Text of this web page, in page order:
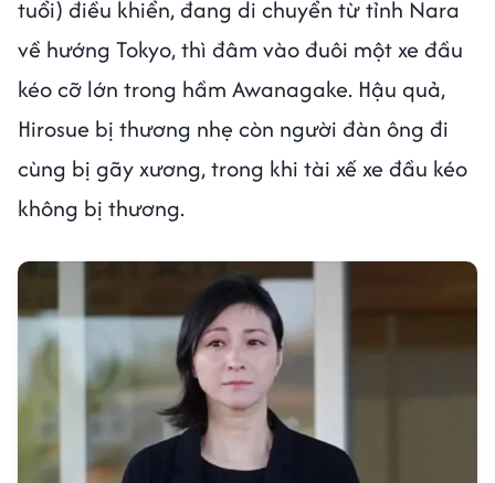
tuổi) điều khiển, đang di chuyển từ tỉnh Nara
về hướng Tokyo, thì đâm vào đuôi một xe đầu
kéo cỡ lớn trong hầm Awanagake. Hậu quả,
Hirosue bị thương nhẹ còn người đàn ông đi
cùng bị gãy xương, trong khi tài xế xe đầu kéo
không bị thương.